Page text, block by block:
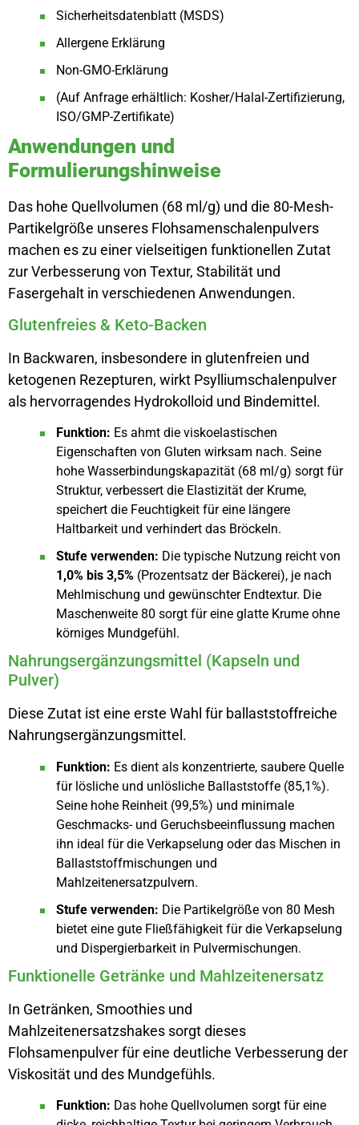
Sicherheitsdatenblatt (MSDS)
Allergene Erklärung
Non-GMO-Erklärung
(Auf Anfrage erhältlich: Kosher/Halal-Zertifizierung,
ISO/GMP-Zertifikate)
Anwendungen und
Formulierungshinweise
Das hohe Quellvolumen (68 ml/g) und die 80-Mesh-
Partikelgröße unseres Flohsamenschalenpulvers
machen es zu einer vielseitigen funktionellen Zutat
zur Verbesserung von Textur, Stabilität und
Fasergehalt in verschiedenen Anwendungen.
Glutenfreies & Keto-Backen
In Backwaren, insbesondere in glutenfreien und
ketogenen Rezepturen, wirkt Psylliumschalenpulver
als hervorragendes Hydrokolloid und Bindemittel.
Funktion: Es ahmt die viskoelastischen
Eigenschaften von Gluten wirksam nach. Seine
hohe Wasserbindungskapazität (68 ml/g) sorgt für
Struktur, verbessert die Elastizität der Krume,
speichert die Feuchtigkeit für eine längere
Haltbarkeit und verhindert das Bröckeln.
Stufe verwenden: Die typische Nutzung reicht von
1,0% bis 3,5% (Prozentsatz der Bäckerei), je nach
Mehlmischung und gewünschter Endtextur. Die
Maschenweite 80 sorgt für eine glatte Krume ohne
körniges Mundgefühl.
Nahrungsergänzungsmittel (Kapseln und
Pulver)
Diese Zutat ist eine erste Wahl für ballaststoffreiche
Nahrungsergänzungsmittel.
Funktion: Es dient als konzentrierte, saubere Quelle
für lösliche und unlösliche Ballaststoffe (85,1%).
Seine hohe Reinheit (99,5%) und minimale
Geschmacks- und Geruchsbeeinflussung machen
ihn ideal für die Verkapselung oder das Mischen in
Ballaststoffmischungen und
Mahlzeitenersatzpulvern.
Stufe verwenden: Die Partikelgröße von 80 Mesh
bietet eine gute Fließfähigkeit für die Verkapselung
und Dispergierbarkeit in Pulvermischungen.
Funktionelle Getränke und Mahlzeitenersatz
In Getränken, Smoothies und
Mahlzeitenersatzshakes sorgt dieses
Flohsamenpulver für eine deutliche Verbesserung der
Viskosität und des Mundgefühls.
Funktion: Das hohe Quellvolumen sorgt für eine